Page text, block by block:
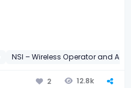
NSI – Wireless Operator and
2 12.8k